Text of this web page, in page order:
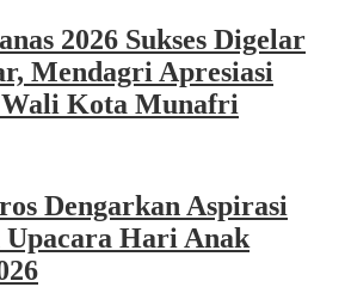
2026 Sukses Digelar
Mendagri Apresiasi
Kota Munafri
Dengarkan Aspirasi
Upacara Hari Anak